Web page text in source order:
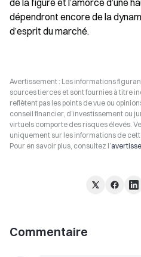
de la figure et l’amorce d’une
dépendront encore de la
d’esprit du marché.
Avertissement : Les informations
sources tierces et sont fournies à titre
reflètent pas les points de vue ou
conseil financier, d’investissement ou
virtuels comporte des risques élevés.
uniquement sur les informations de
Pour en savoir plus, consultez l’
Commentaire